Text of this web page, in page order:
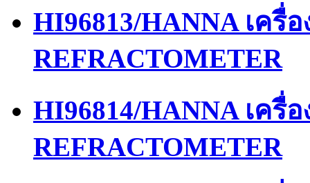
HI96813/HANNA เค
REFRACTOMETER
HI96814/HANNA เค
REFRACTOMETER